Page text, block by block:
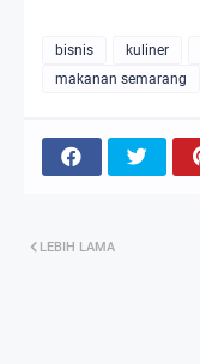
bisnis kuliner
makanan semarang
LEBIH LAMA